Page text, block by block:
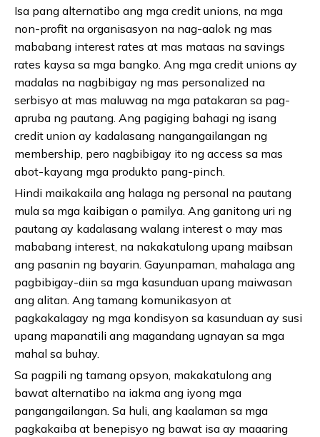
Isa pang alternatibo ang mga credit unions, na mga
non-profit na organisasyon na nag-aalok ng mas
mababang interest rates at mas mataas na savings
rates kaysa sa mga bangko. Ang mga credit unions ay
madalas na nagbibigay ng mas personalized na
serbisyo at mas maluwag na mga patakaran sa pag-
apruba ng pautang. Ang pagiging bahagi ng isang
credit union ay kadalasang nangangailangan ng
membership, pero nagbibigay ito ng access sa mas
abot-kayang mga produkto pang-pinch.
Hindi maikakaila ang halaga ng personal na pautang
mula sa mga kaibigan o pamilya. Ang ganitong uri ng
pautang ay kadalasang walang interest o may mas
mababang interest, na nakakatulong upang maibsan
ang pasanin ng bayarin. Gayunpaman, mahalaga ang
pagbibigay-diin sa mga kasunduan upang maiwasan
ang alitan. Ang tamang komunikasyon at
pagkakalagay ng mga kondisyon sa kasunduan ay susi
upang mapanatili ang magandang ugnayan sa mga
mahal sa buhay.
Sa pagpili ng tamang opsyon, makakatulong ang
bawat alternatibo na iakma ang iyong mga
pangangailangan. Sa huli, ang kaalaman sa mga
pagkakaiba at benepisyo ng bawat isa ay maaaring